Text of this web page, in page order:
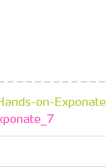
on-Exponate